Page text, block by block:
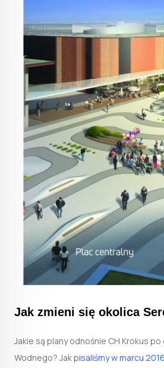
Jak zmieni się okolica
Jakie są plany odnośnie CH Krokus
Wodnego? Jakpisaliśmy w marcu